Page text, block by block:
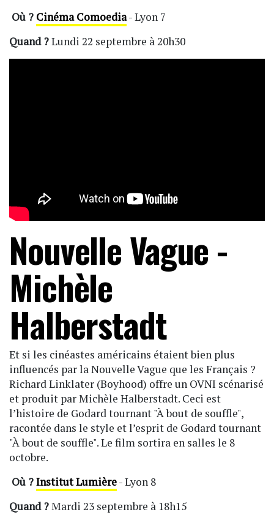
Où ? Cinéma Comoedia- Lyon 7
Quand ?Lundi 22 septembre à 20h30
Nouvelle Vague -
Michèle
Halberstadt
Et si les cinéastes américains étaient bien plus
influencés par la Nouvelle Vague que les Français ?
Richard Linklater (Boyhood) offre un OVNI scénarisé
et produit par Michèle Halberstadt. Ceci est
l’histoire de Godard tournant "À bout de souffle",
racontée dans le style et l’esprit de Godard tournant
"À bout de souffle". Le film sortira en salles le 8
octobre.
Où ?Institut Lumière- Lyon 8
Quand ?Mardi 23 septembre à 18h15